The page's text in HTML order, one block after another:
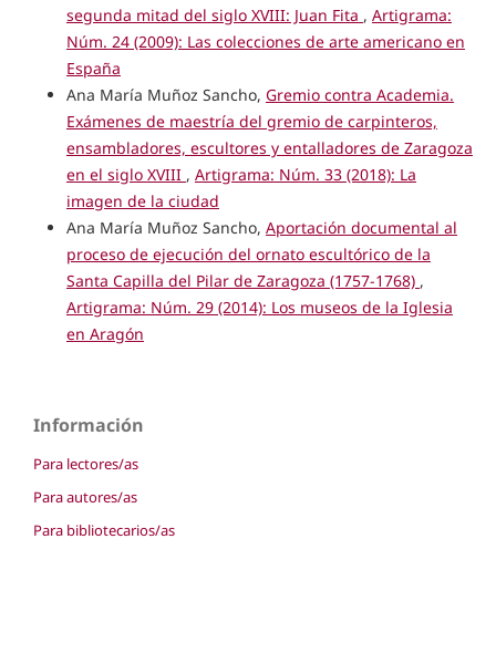
segunda mitad del siglo XVIII: Juan Fita , Artigrama:
Núm. 24 (2009): Las colecciones de arte americano en
España
Ana María Muñoz Sancho, Gremio contra Academia.
Exámenes de maestría del gremio de carpinteros,
ensambladores, escultores y entalladores de Zaragoza
en el siglo XVIII , Artigrama: Núm. 33 (2018): La
imagen de la ciudad
Ana María Muñoz Sancho, Aportación documental al
proceso de ejecución del ornato escultórico de la
Santa Capilla del Pilar de Zaragoza (1757-1768) ,
Artigrama: Núm. 29 (2014): Los museos de la Iglesia
en Aragón
Información
Para lectores/as
Para autores/as
Para bibliotecarios/as